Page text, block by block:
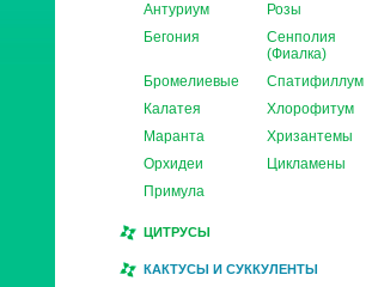
Антуриум
Розы
Бегония
Сенполия
(Фиалка)
Бромелиевые
Спатифиллум
Калатея
Хлорофитум
Маранта
Хризантемы
Орхидеи
Цикламены
Примула
ЦИТРУСЫ
КАКТУСЫ И СУККУЛЕНТЫ